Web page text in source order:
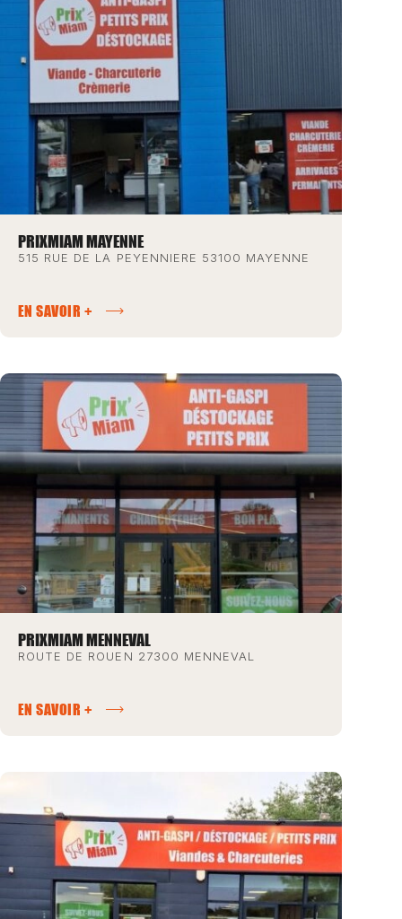
PRIXMIAM MAYENNE
515 RUE DE LA PEYENNIERE 53100 MAYENNE
EN SAVOIR +
PRIXMIAM MENNEVAL
ROUTE DE ROUEN 27300 MENNEVAL
EN SAVOIR +